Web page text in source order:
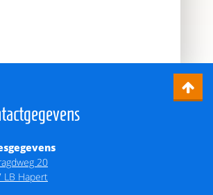
20
LB Hapert